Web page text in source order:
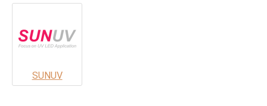
SUNUV